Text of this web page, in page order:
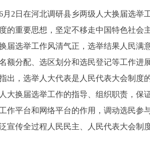
在河北调研县乡两级人大换届选举
重要思想，坚定不移走中国特色社会
选举工作风清气正，选举结果人民满意
配、选区划分和选民登记等工作进
，选举人大代表是人民代表大会制度
换届选举工作的指导、组织职责，保
平台和网络平台的作用，调动选民参
传全过程人民民主、人民代表大会制